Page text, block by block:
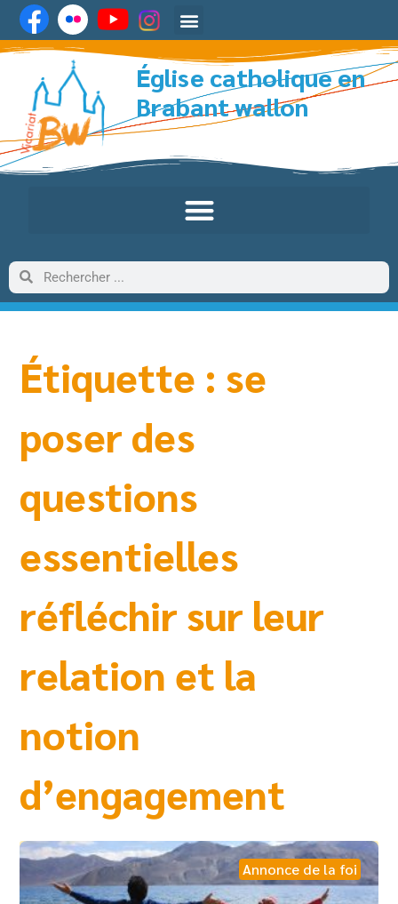
Église catholique en
Brabant wallon
Étiquette : se
poser des
questions
essentielles
réfléchir sur leur
relation et la
notion
d’engagement
Annonce de la foi